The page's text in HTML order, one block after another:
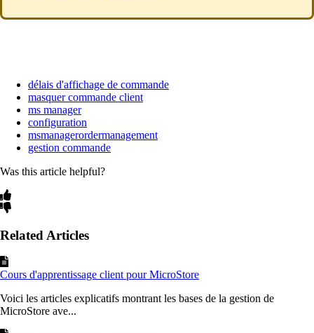
délais d'affichage de commande
masquer commande client
ms manager
configuration
msmanagerordermanagement
gestion commande
Was this article helpful?
Related Articles
Cours d'apprentissage client pour MicroStore
Voici les articles explicatifs montrant les bases de la gestion de
MicroStore ave...